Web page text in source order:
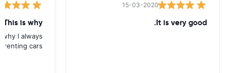
15-03-2020
It is very good.
This is why
I always
cars.